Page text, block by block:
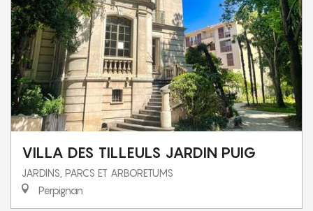
VILLA DES TILLEULS JARDIN PUIG
JARDINS, PARCS ET ARBORETUMS
Perpignan